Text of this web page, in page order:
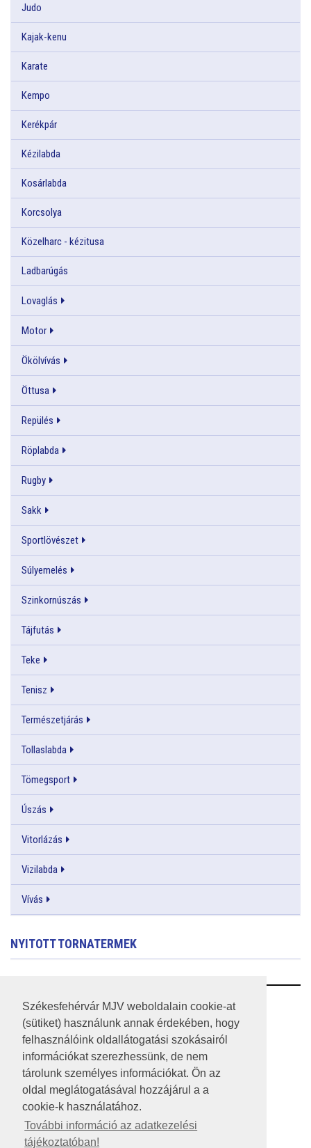
Székesfehérvár MJV weboldalain cookie-at
(sütiket) használunk annak érdekében, hogy
felhasználóink oldallátogatási szokásairól
információkat szerezhessünk, de nem
tárolunk személyes információkat. Ön az
oldal meglátogatásával hozzájárul a a
cookie-k használatához.
További információ az adatkezelési
tájékoztatóban!
Judo
Kajak-kenu
Karate
Kempo
Kerékpár
Kézilabda
Kosárlabda
Korcsolya
Közelharc - kézitusa
Ladbarúgás
Lovaglás
Motor
Ökölvívás
Öttusa
Repülés
Röplabda
Rugby
Sakk
Sportlövészet
Súlyemelés
Szinkornúszás
Tájfutás
Teke
Tenisz
Természetjárás
Tollaslabda
Tömegsport
Úszás
Vitorlázás
Vizilabda
Vívás
NYITOTT TORNATERMEK
RSS
A HONLAP 2017.03.31-I ÁLLAPOTA
JOGI NYILATKOZAT
IMPRESSZUM
KÖZÉRDEKŰ ADATOK